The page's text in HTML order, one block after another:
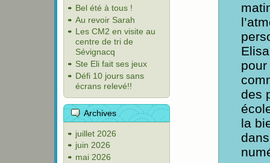
Bel été à tous !
Au revoir Sarah
Les CM2 en visite au
centre de tri de
Sévignacq
Ste Eli fait ses jeux
Défi 10 jours sans
écrans relevé!!
Archives
juillet 2026
juin 2026
mai 2026
des
la